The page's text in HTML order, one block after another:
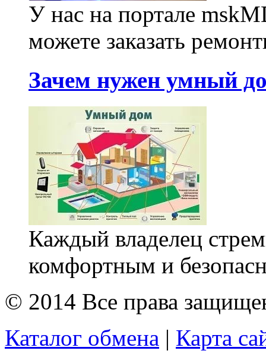
У нас на портале
можете заказать
Зачем нужен умный
Каждый владелец
комфортным и
© 2014 Все права
Каталог обмена | Карта